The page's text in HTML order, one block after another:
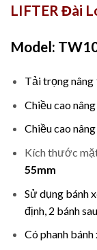
LIFTER Đài
Model:
Tải trọng
Chiều cao
Chiều cao
Kích thước
55mm
Sử dụng bánh
định, 2 bánh
Có phanh bánh